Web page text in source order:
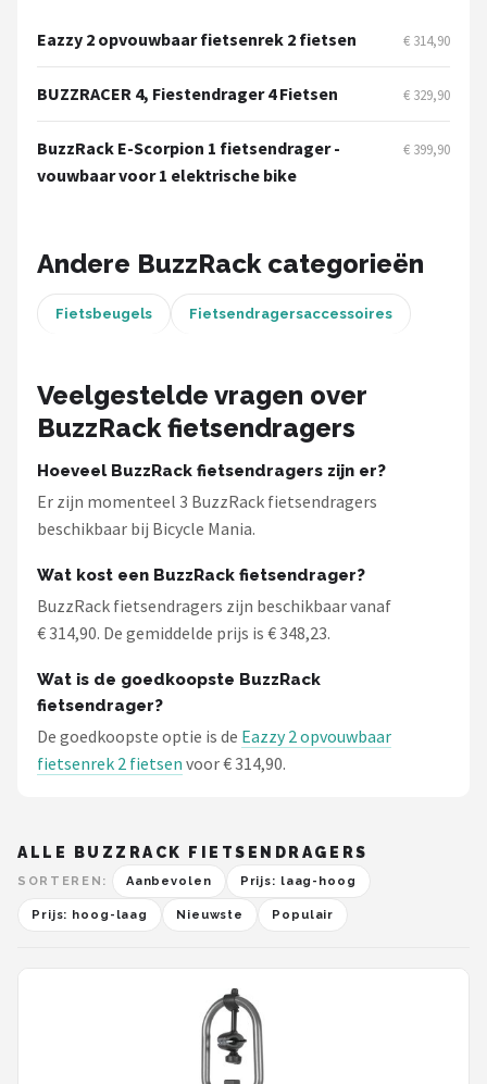
BBB Cycling
Schwalbe
Voltano
Cortina
Eazzy 2 opvouwbaar fietsenrek 2 fietsen € 314,90
BUZZRACER 4, Fiestendrager 4 Fietsen € 329,90
BuzzRack E-Scorpion 1 fietsendrager -
vouwbaar voor 1 elektrische bike
€ 399,90
Andere BuzzRack categorieën
Fietsbeugels Fietsendragersaccessoires
Veelgestelde vragen over
BuzzRack fietsendragers
Hoeveel BuzzRack fietsendragers zijn er?
Er zijn momenteel 3 BuzzRack fietsendragers
beschikbaar bij Bicycle Mania.
Wat kost een BuzzRack fietsendrager?
BuzzRack fietsendragers zijn beschikbaar vanaf
€ 314,90. De gemiddelde prijs is € 348,23.
Wat is de goedkoopste BuzzRack
fietsendrager?
De goedkoopste optie is de Eazzy 2 opvouwbaar
fietsenrek 2 fietsen voor € 314,90.
ALLE BUZZRACK FIETSENDRAGERS
SORTEREN: Aanbevolen Prijs: laag-hoog
Prijs: hoog-laag Nieuwste Populair